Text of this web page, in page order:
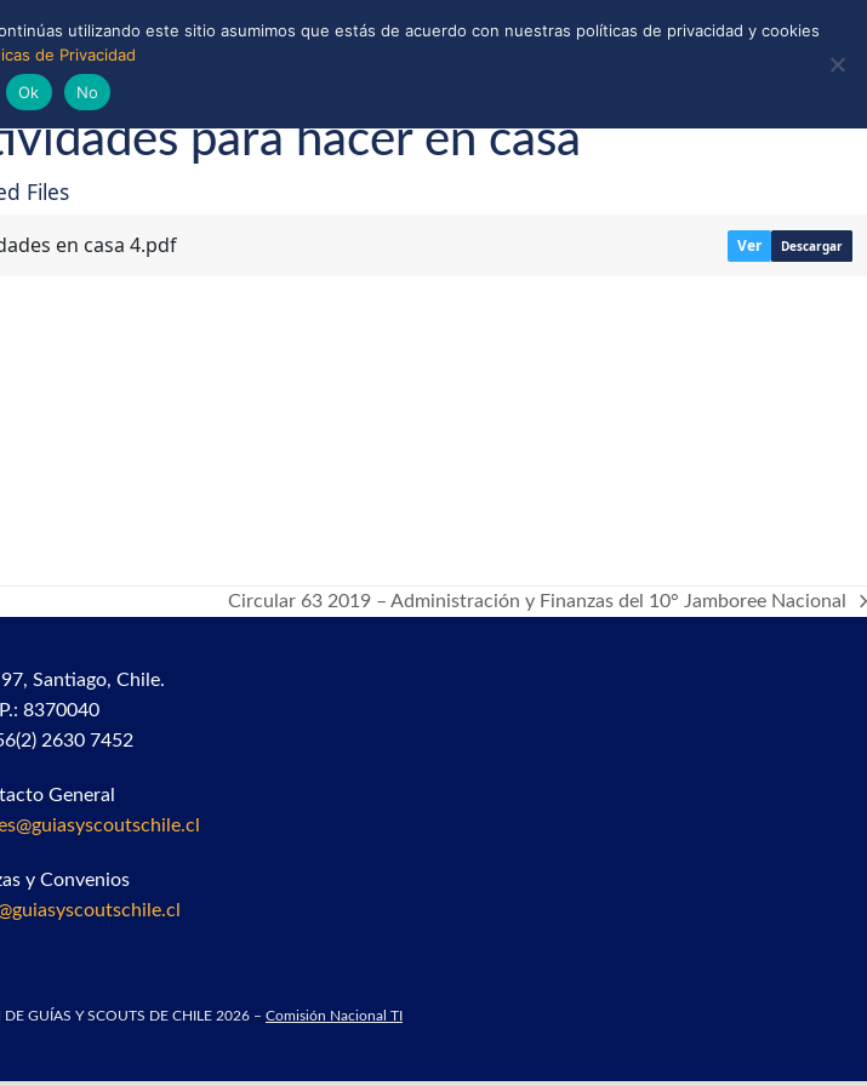
TIENDA CALLEJONES DONAR
BIBLIOTECA
Scouts de Chile
para hacer en casa
Files
en casa 4.pdf Ver Descargar
next
Circular 63 2019 – Administración y Finanzas del 10° Jamboree Nacional
97,Santiago, Chile.
8370040
2630 7452
General
y Convenios
GUÍAS Y SCOUTS DE CHILE 2026 – Comisión Nacional TI
utilizando este sitio asumimos que estás de acuerdo con nuestras políticas de privacidad y cookies
de Privacidad
Ok
No